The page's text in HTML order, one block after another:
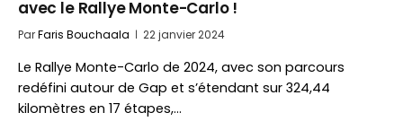
avec le Rallye Monte-Carlo !
ParFaris Bouchaala 22 janvier 2024
Le Rallye Monte-Carlo de 2024, avec son parcours
redéfini autour de Gap et s’étendant sur 324,44
kilomètres en 17 étapes,…